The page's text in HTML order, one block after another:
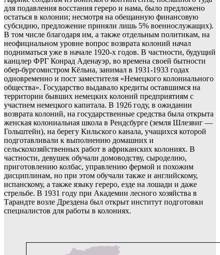
для подавления восстания гереро и нама, было предложено
остаться в колонии; несмотря на обещанную финансовую
субсидию, предложение приняли лишь 5% военнослужащих).
В том числе благодаря им, а также отдельным политикам, на
неофициальном уровне вопрос возврата колоний начал
подниматься уже в начале 1920-х годов. В частности, будущий
канцлер ФРГ Конрад Аденауэр, во времена своей бытности
обер-бургомистром Кёльна, занимал в 1931-1933 годах
одновременно и пост заместителя «Немецкого колониального
общества». Государство выдавало кредиты оставшимся на
территории бывших немецких колоний предприятиям с
участием немецкого капитала. В 1926 году, в ожидании
возврата колоний, на государственные средства была открыта
женская колониальная школа в Рендсбурге (земля Шлезвиг —
Гольштейн), на берегу Кильского канала, учащихся которой
подготавливали к выполнению домашних и
сельскохозяйственных работ в африканских колониях. В
частности, девушек обучали домоводству, сыроделию,
приготовлению колбас, управлению фермой и похожим
дисциплинам, но при этом обучали также и английскому,
испанскому, а также языку гереро, езде на лошади и даже
стрельбе. В 1931 году при Академии лесного хозяйства в
Тарандте возле Дрездена был открыт институт подготовки
специалистов для работы в колониях.